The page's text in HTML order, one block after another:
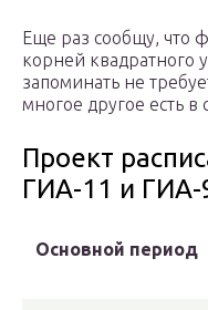
Еще раз сообщу, что
корней квадратного
запоминать не
многое другое есть
Проект
ГИА-11 и ГИА-
Основной период